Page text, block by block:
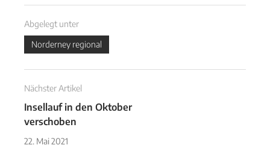
Abgelegt unter
Norderney regional
Nächster Artikel
Insellauf in den Oktober
verschoben
22. Mai 2021